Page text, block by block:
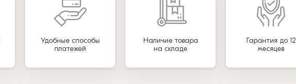
Удобные способы
платежей
Наличие товара
на складе
Гарантия до 12
месяцев